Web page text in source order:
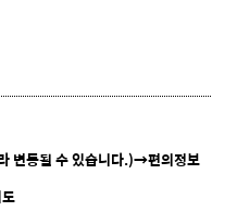
변동될 수 있습니다.)→편의정보